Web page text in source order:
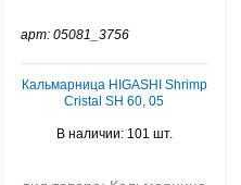
арт: 05081_3756
Кальмарница HIGASHI Shrimp
Cristal SH 60, 05
В наличии: 101 шт.